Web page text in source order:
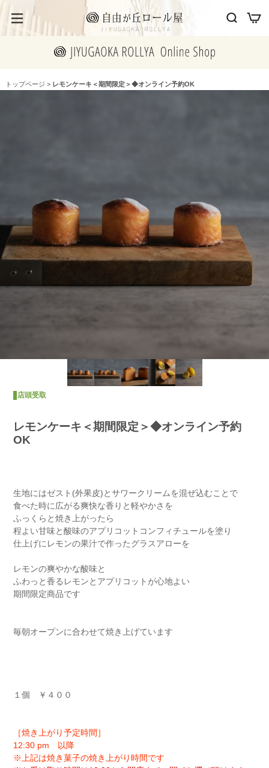
トップページ > レモンケーキ＜期間限定＞◆オンライン予約OK
レモンケーキ＜期間限定＞◆オンライン予約
OK
店頭受取
生地にはゼスト(外果皮)とサワークリームを混ぜ込むことで
食べた時に広がる爽快な香りと軽やかさを
ふっくらと焼き上がったら
程よい甘味と酸味のアプリコットコンフィチュールを塗り
仕上げにレモンの果汁で作ったグラスアローを
レモンの爽やかな酸味と
ふわっと香るレモンとアプリコットが心地よい
期間限定商品です
毎朝オープンに合わせて焼き上げています
１個 ￥４００
［焼き上がり予定時間］
12:30 pm 以降
※上記は焼き菓子の焼き上がり時間です